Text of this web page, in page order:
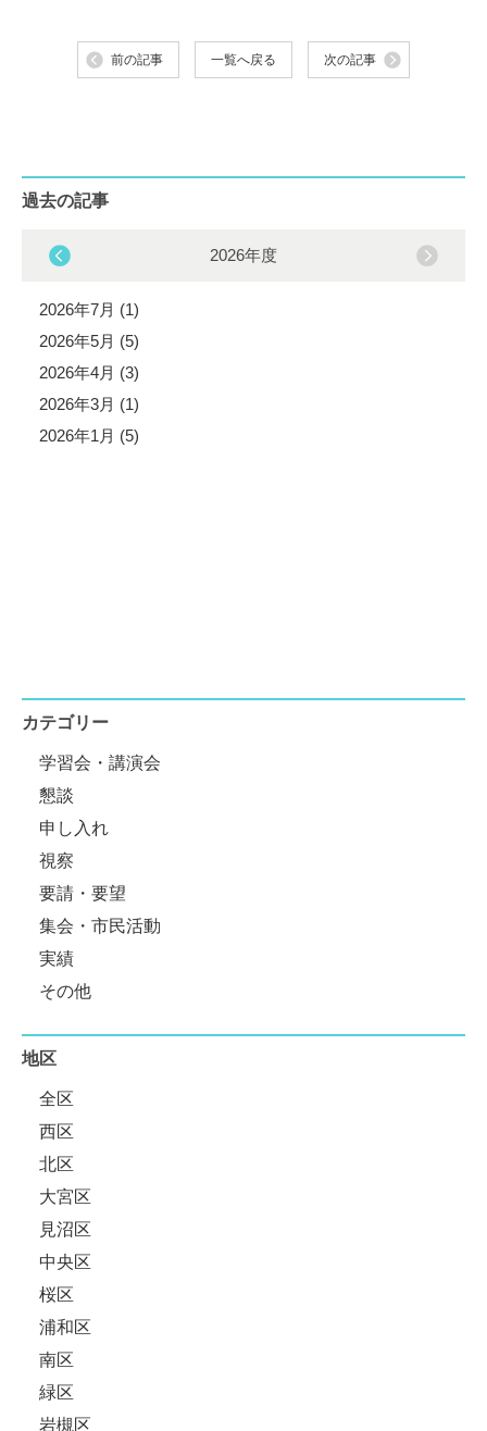
前の記事 一覧へ戻る 次の記事
過去の記事
2026年度
2026年7月 (1)
2026年5月 (5)
2026年4月 (3)
2026年3月 (1)
2026年1月 (5)
カテゴリー
学習会・講演会
懇談
申し入れ
視察
要請・要望
集会・市民活動
実績
その他
地区
全区
西区
北区
大宮区
見沼区
中央区
桜区
浦和区
南区
緑区
岩槻区